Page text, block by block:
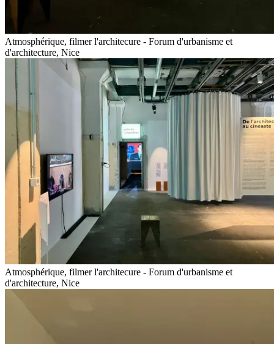
Atmosphérique, filmer l'architecure - Forum d'urbanisme et
d'architecture, Nice
Atmosphérique, filmer l'architecure - Forum d'urbanisme et
d'architecture, Nice